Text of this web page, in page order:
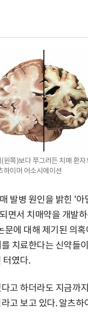
왼쪽)보다 쭈그러든 치매 환자
하이머 어소시에이션
발병 원인을 밝힌 '
면서 치매약을 개발
문에 대해 제기된 의
치료한다는 신약들
터였다.
고 하더라도 지금까
고 보고 있다. 알츠하